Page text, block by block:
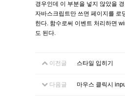
경우인데 이 부분을 넣지 않았을
자바스크립트만 쓰면 페이지를 로
한다. 함수로써 이벤트 처리하면
도 된다.
이전글 스타일 입히기
다음글 마우스 클릭시